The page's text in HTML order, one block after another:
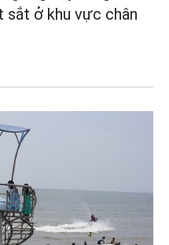
sắt ở khu vực chân